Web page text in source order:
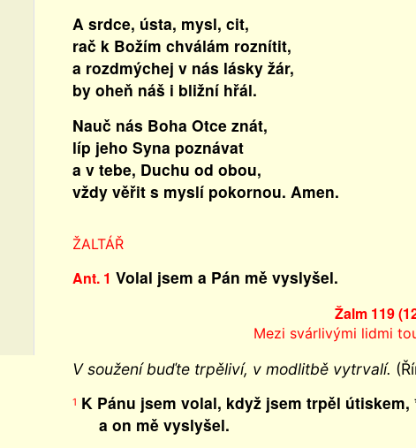
A srdce, ústa, mysl, cit,
rač k Božím chválám roznítit,
a rozdmýchej v nás lásky žár,
by oheň náš i bližní hřál.
Nauč nás Boha Otce znát,
líp jeho Syna poznávat
a v tebe, Duchu od obou,
vždy věřit s myslí pokornou. Amen.
ŽALTÁŘ
Ant. 1 Volal jsem a Pán mě vyslyšel.
Žalm 119
Mezi svárlivými lidmi
V soužení buďte trpěliví, v modlitbě vytrvalí.
1 K Pánu jsem volal, když jsem trpěl útiskem,
a on mě vyslyšel.